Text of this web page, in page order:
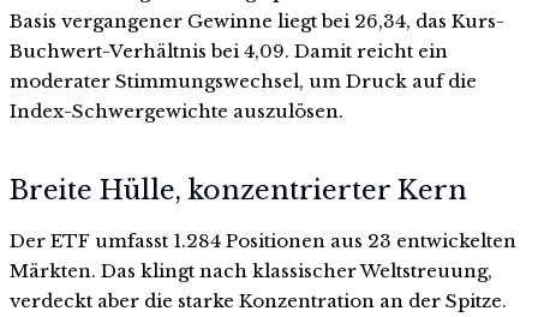
Basis vergangener Gewinne liegt bei 26,34, das Kurs-
Buchwert-Verhältnis bei 4,09. Damit reicht ein
moderater Stimmungswechsel, um Druck auf die
Index-Schwergewichte auszulösen.
Breite Hülle, konzentrierter Kern
Der ETF umfasst 1.284 Positionen aus 23 entwickelten
Märkten. Das klingt nach klassischer Weltstreuung,
verdeckt aber die starke Konzentration an der Spitze.